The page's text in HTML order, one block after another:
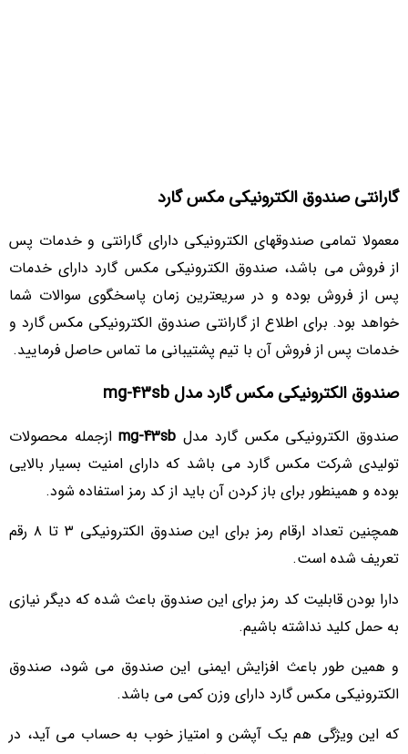
گارانتی صندوق الکترونیکی مکس گارد
معمولا تمامی صندوقهای الکترونیکی دارای گارانتی و خدمات پس
از فروش می باشد، صندوق الکترونیکی مکس گارد دارای خدمات
پس از فروش بوده و در سریعترین زمان پاسخگوی سوالات شما
خواهد بود. برای اطلاع از گارانتی صندوق الکترونیکی مکس گارد و
خدمات پس از فروش آن با تیم پشتیبانی ما تماس حاصل فرمایید.
صندوق الکترونیکی مکس گارد مدل mg-43sb
صندوق الکترونیکی مکس گارد مدل mg-43sbازجمله محصولات
تولیدی شرکت مکس گارد می باشد که دارای امنیت بسیار بالایی
بوده و همینطور برای باز کردن آن باید از کد رمز استفاده شود.
همچنین تعداد ارقام رمز برای این صندوق الکترونیکی ۳ تا ۸ رقم
تعریف شده است.
دارا بودن قابلیت کد رمز برای این صندوق باعث شده که دیگر نیازی
به حمل کلید نداشته باشیم.
و همین طور باعث افزایش ایمنی این صندوق می شود، صندوق
الکترونیکی مکس گارد دارای وزن کمی می باشد.
که این ویژگی هم یک آپشن و امتیاز خوب به حساب می آید، در